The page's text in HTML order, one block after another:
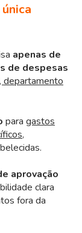
apenas de
de despesas
departamento
para gastos
,
aprovação
clara
fora da